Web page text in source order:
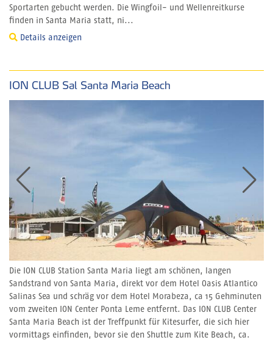
Sportarten gebucht werden. Die Wingfoil- und Wellenreitkurse
finden in Santa Maria statt, ni...
Details anzeigen
ION CLUB Sal Santa Maria Beach
Die ION CLUB Station Santa Maria liegt am schönen, langen
Sandstrand von Santa Maria, direkt vor dem Hotel Oasis Atlantico
Salinas Sea und schräg vor dem Hotel Morabeza, ca 15 Gehminuten
vom zweiten ION Center Ponta Leme entfernt. Das ION CLUB Center
Santa Maria Beach ist der Treffpunkt für Kitesurfer, die sich hier
vormittags einfinden, bevor sie den Shuttle zum Kite Beach, ca.